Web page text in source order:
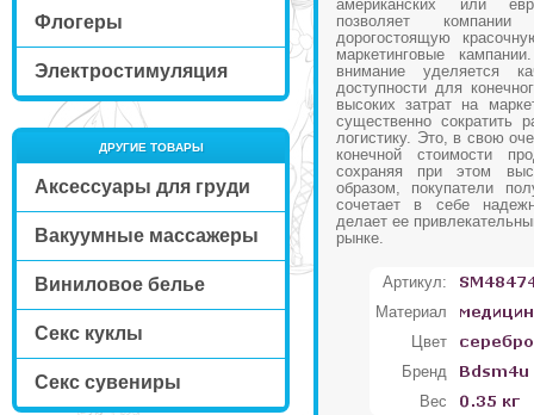
Флогеры
Электростимуляция
ДРУГИЕ ТОВАРЫ
Аксессуары для груди
Вакуумные массажеры
Виниловое белье
Секс куклы
Секс сувениры
американских или
позволяет
дорогостоящую
маркетинговые
внимание уделяется
доступности для
высоких затрат на
существенно сократить
логистику. Это, в свою
конечной стоимости
сохраняя при этом
образом, покупатели
сочетает в себе
делает ее
рынке.
Артикул:
Материал
Цвет
Бренд
Вес